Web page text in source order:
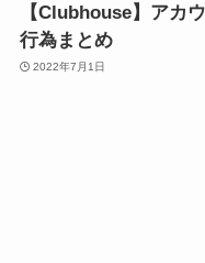
【Clubhouse】アカ
行為まとめ
2022年7月1日